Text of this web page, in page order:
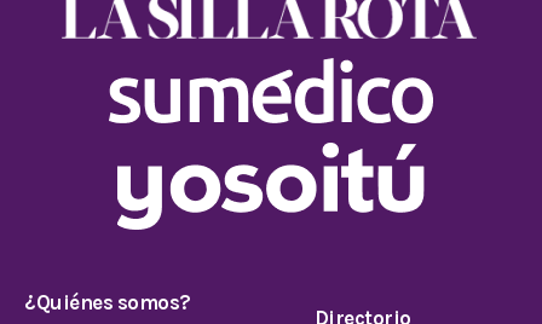
¿Quiénes somos?
Directorio